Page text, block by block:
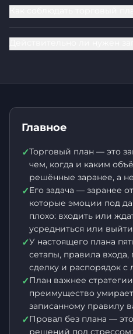
Главное
✓Торговый план — это
чем, когда и каким
решённые заранее, а
✓Его задача — заранее
которые эмоции под
плохо: входить или
усредниться или
✓У настоящего плана
сетапы, правила
сделку и распорядок с
✓План важнее
преимущество
записанному правилу
✓Провал без плана —
решений под